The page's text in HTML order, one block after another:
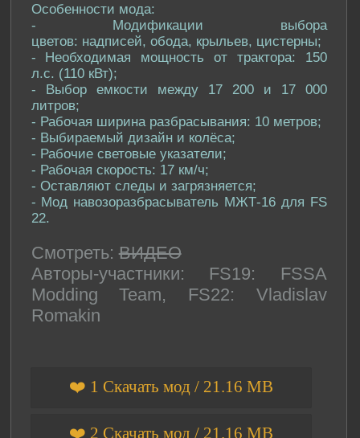
Особенности мода:
- Модификации выбора
цветов: надписей, обода, крыльев, цистерны;
- Необходимая мощность от трактора: 150
л.с. (110 кВт);
- Выбор емкости между 17 200 и 17 000
литров;
- Рабочая ширина разбрасывания: 10 метров;
- Выбираемый дизайн и колёса;
- Рабочие световые указатели;
- Рабочая скорость: 17 км/ч;
- Оставляют следы и загрязняется;
- Мод навозоразбрасыватель МЖТ-16 для FS
22.
Смотреть: ВИДЕО
Авторы-участники: FS19: FSSA
Modding Team, FS22: Vladislav
Romakin
❤️ 1 Скачать мод / 21.16 MB
❤️ 2 Скачать мод / 21.16 MB